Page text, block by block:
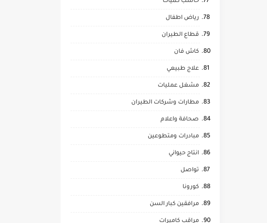
رياض اطفال
قطاع الطيران
كاش فان
علاج طبيعي
مشغل عمليات
مطارات وشركات الطيران
صحافة واعلام
مبادرات ومتطوعين
انتاج حيواني
تواصل
كورونا
مرافقين كبار السن
مراقب كاميرات